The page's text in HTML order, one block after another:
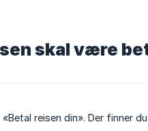
skal være
reisen din». Der finner